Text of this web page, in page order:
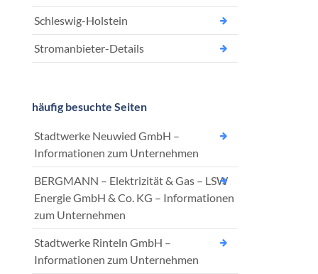
Schleswig-Holstein
Stromanbieter-Details
häufig besuchte Seiten
Stadtwerke Neuwied GmbH –
Informationen zum Unternehmen
BERGMANN – Elektrizität & Gas – LSW
Energie GmbH & Co. KG – Informationen
zum Unternehmen
Stadtwerke Rinteln GmbH –
Informationen zum Unternehmen